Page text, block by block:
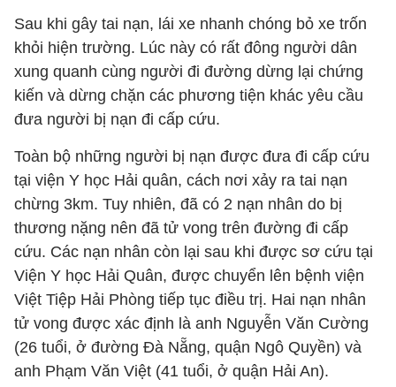
Sau khi gây tai nạn, lái xe nhanh chóng bỏ xe trốn
khỏi hiện trường. Lúc này có rất đông người dân
xung quanh cùng người đi đường dừng lại chứng
kiến và dừng chặn các phương tiện khác yêu cầu
đưa người bị nạn đi cấp cứu.
Toàn bộ những người bị nạn được đưa đi cấp cứu
tại viện Y học Hải quân, cách nơi xảy ra tai nạn
chừng 3km. Tuy nhiên, đã có 2 nạn nhân do bị
thương nặng nên đã tử vong trên đường đi cấp
cứu. Các nạn nhân còn lại sau khi được sơ cứu tại
Viện Y học Hải Quân, được chuyển lên bệnh viện
Việt Tiệp Hải Phòng tiếp tục điều trị. Hai nạn nhân
tử vong được xác định là anh Nguyễn Văn Cường
(26 tuổi, ở đường Đà Nẵng, quận Ngô Quyền) và
anh Phạm Văn Việt (41 tuổi, ở quận Hải An).